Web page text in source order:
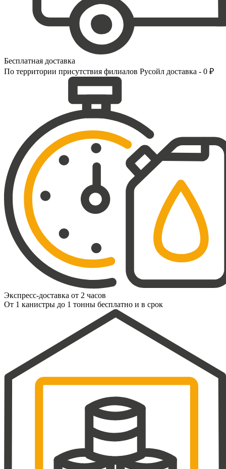
Бесплатная доставка
По территории присутствия филиалов Русойл доставка - 0 ₽
Экспресс-доставка от 2 часов
От 1 канистры до 1 тонны бесплатно и в срок